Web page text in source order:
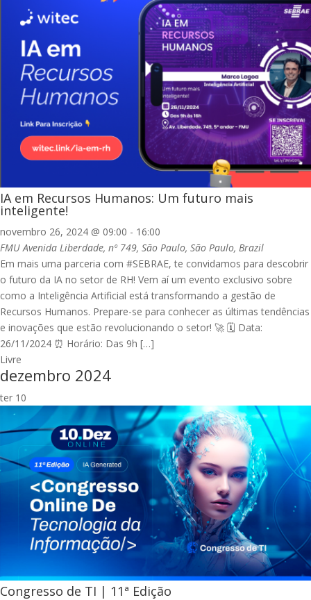
IA em Recursos Humanos: Um futuro mais
inteligente!
novembro 26, 2024 @ 09:00 - 16:00
FMUAvenida Liberdade, nº 749, São Paulo, São Paulo, Brazil
Em mais uma parceria com #SEBRAE, te convidamos para descobrir
o futuro da IA no setor de RH! Vem aí um evento exclusivo sobre
como a Inteligência Artificial está transformando a gestão de
Recursos Humanos. Prepare-se para conhecer as últimas tendências
e inovações que estão revolucionando o setor! 🚀 🗓 Data:
26/11/2024 ⏰ Horário: Das 9h […]
Livre
dezembro 2024
ter 10
Congresso de TI | 11ª Edição